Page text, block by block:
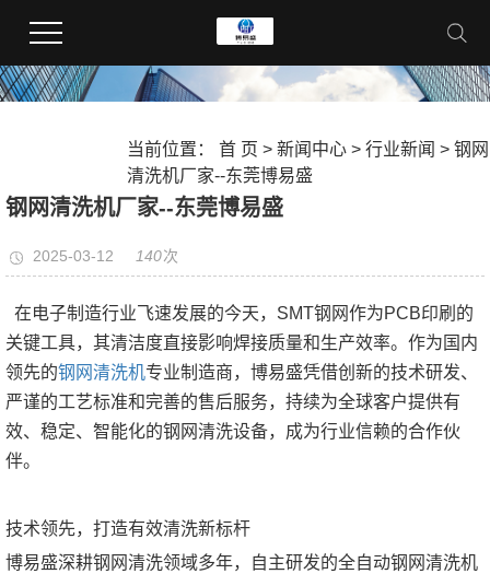
当前位置：首 页 >新闻中心 >行业新闻 > 钢网
清洗机厂家--东莞博易盛
钢网清洗机厂家--东莞博易盛
2025-03-12 140次
在电子制造行业飞速发展的今天，SMT钢网作为PCB印刷的
关键工具，其清洁度直接影响焊接质量和生产效率。作为国内
领先的钢网清洗机专业制造商，博易盛凭借创新的技术研发、
严谨的工艺标准和完善的售后服务，持续为全球客户提供有
效、稳定、智能化的钢网清洗设备，成为行业信赖的合作伙
伴。
技术领先，打造有效清洗新标杆
博易盛深耕钢网清洗领域多年，自主研发的全自动钢网清洗机